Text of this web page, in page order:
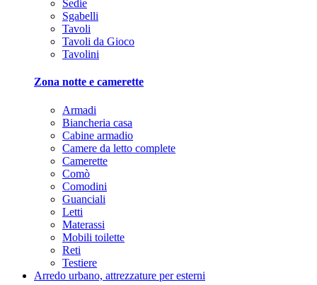
Sedie
Sgabelli
Tavoli
Tavoli da Gioco
Tavolini
Zona notte e camerette
Armadi
Biancheria casa
Cabine armadio
Camere da letto complete
Camerette
Comò
Comodini
Guanciali
Letti
Materassi
Mobili toilette
Reti
Testiere
Arredo urbano, attrezzature per esterni